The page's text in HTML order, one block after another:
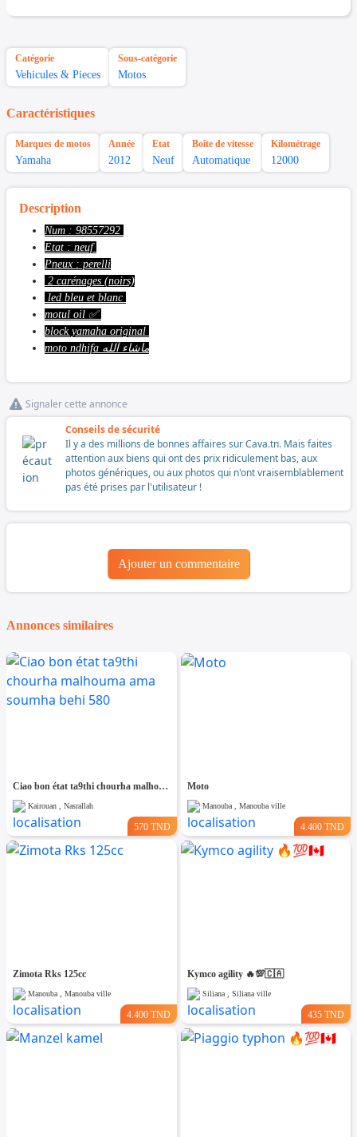
Catégorie
Vehicules & Pieces
Sous-catégorie
Motos
Caractéristiques
Marques de motos
Yamaha
Année
2012
Etat
Neuf
Boîte de vitesse
Automatique
Kilométrage
12000
Description
Num : 98557292
Etat : neuf
Pneux : perelli
2 carénages (noirs)
led bleu et blanc
motul oil ✅
block yamaha original
moto ndhifa ماشاء آلله
Signaler cette annonce
Conseils de sécurité
Il y a des millions de bonnes affaires sur Cava.tn. Mais faites
attention aux biens qui ont des prix ridiculement bas, aux
photos génériques, ou aux photos qui n'ont vraisemblablement
pas été prises par l'utilisateur !
Ajouter un commentaire
Annonces similaires
Ciao bon état ta9thi chourha malhouma ama soumha behi 580
Kairouan , Nasrallah
570 TND
Moto
Manouba , Manouba ville
4.400 TND
Zimota Rks 125cc
Manouba , Manouba ville
4.400 TND
Kymco agility 🔥💯🇨🇦
Siliana , Siliana ville
435 TND